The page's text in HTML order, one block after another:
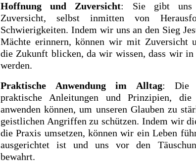
Hoffnung und Zuversicht: Sie gibt uns
Zuversicht, selbst inmitten von
Schwierigkeiten. Indem wir uns an den Sieg
Mächte erinnern, können wir mit Zuversicht
die Zukunft blicken, da wir wissen, dass wir in
werden.
Praktische Anwendung im Alltag: Die
praktische Anleitungen und Prinzipien,
anwenden können, um unseren Glauben zu
geistlichen Angriffen zu schützen. Indem wir
die Praxis umsetzen, können wir ein Leben
ausgerichtet ist und uns vor den
bewahrt.